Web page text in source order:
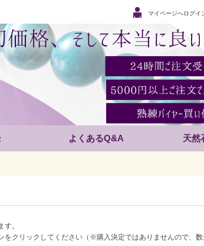
マイページへログイ
よくあるQ&A 天然
。
をクリックしてください（※購入決定ではありませんので、